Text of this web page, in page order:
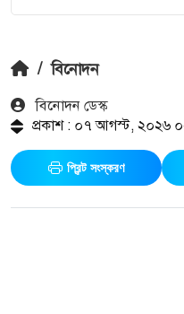
/ বিনোদন
বিনোদন ডেস্ক
প্রকাশ : ০৭ আগস্ট, ২০২৬
প্রিন্ট সংস্করণ